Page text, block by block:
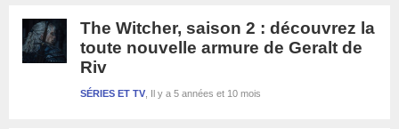
The Witcher, saison 2 : découvrez la
toute nouvelle armure de Geralt de
Riv
Il y a 5 années et 10 mois
SÉRIES ET TV